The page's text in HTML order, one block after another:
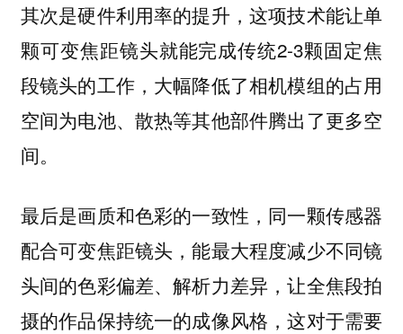
其次是硬件利用率的提升，这项技术能让单
颗可变焦距镜头就能完成传统2-3颗固定焦
段镜头的工作，大幅降低了相机模组的占用
空间为电池、散热等其他部件腾出了更多空
间。
最后是画质和色彩的一致性，同一颗传感器
配合可变焦距镜头，能最大程度减少不同镜
头间的色彩偏差、解析力差异，让全焦段拍
摄的作品保持统一的成像风格，这对于需要